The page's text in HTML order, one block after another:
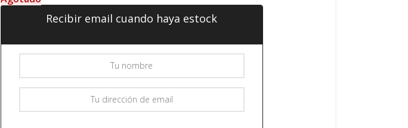
Recibir email cuando haya estock